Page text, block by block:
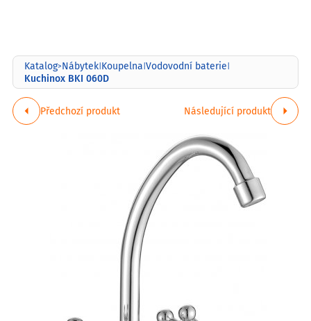
Katalog>Nábytek|Koupelna|Vodovodní baterie|
Kuchinox BKI 060D
Předchozí produkt Následující produkt